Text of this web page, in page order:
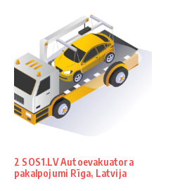
2 SOS1.LV Autoevakuatora
pakalpojumi Rīga, Latvija